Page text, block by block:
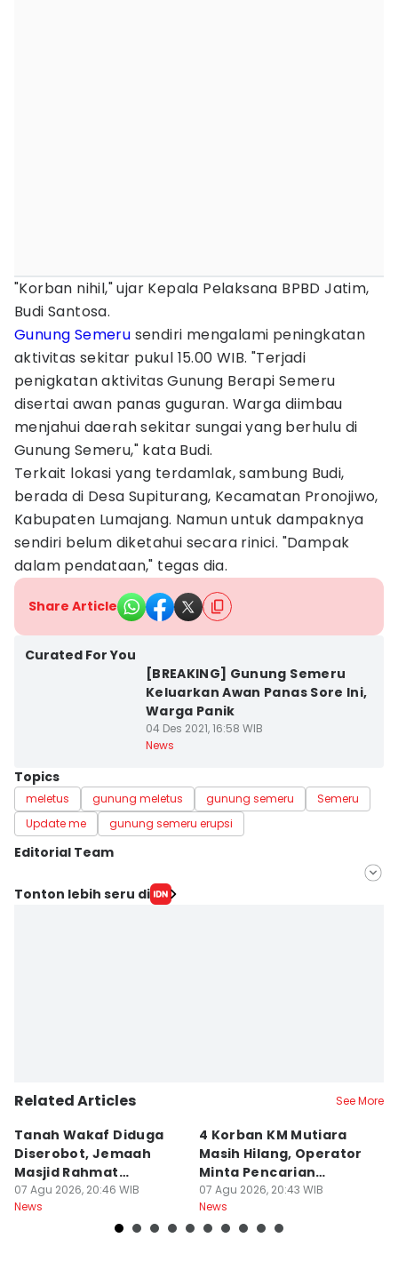
"Korban nihil," ujar Kepala Pelaksana BPBD Jatim,
Budi Santosa.
Gunung Semeru sendiri mengalami peningkatan
aktivitas sekitar pukul 15.00 WIB. "Terjadi
penigkatan aktivitas Gunung Berapi Semeru
disertai awan panas guguran. Warga diimbau
menjahui daerah sekitar sungai yang berhulu di
Gunung Semeru," kata Budi.
Terkait lokasi yang terdamlak, sambung Budi,
berada di Desa Supiturang, Kecamatan Pronojiwo,
Kabupaten Lumajang. Namun untuk dampaknya
sendiri belum diketahui secara rinici. "Dampak
dalam pendataan," tegas dia.
Share Article
Curated For You
[BREAKING] Gunung Semeru
Keluarkan Awan Panas Sore Ini,
Warga Panik
04 Des 2021, 16:58 WIB
News
Topics
meletus gunung meletus gunung semeru
Semeru
Update me
gunung semeru erupsi
Editorial Team
Editor
Tonton lebih seru di
Related Articles See More
Tanah Wakaf Diduga
Diserobot, Jemaah
Masjid Rahmat
Surabaya Protes
07 Agu 2026, 20:46 WIB
News
4 Korban KM Mutiara
Masih Hilang, Operator
Minta Pencarian
Dilanjut
07 Agu 2026, 20:43 WIB
News